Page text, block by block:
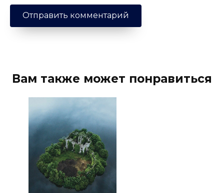
Вам также может понравиться